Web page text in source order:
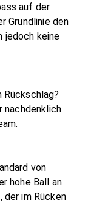
auf der
Grundlinie den
jedoch keine
nachdenklich
von
hohe Ball an
im Rücken